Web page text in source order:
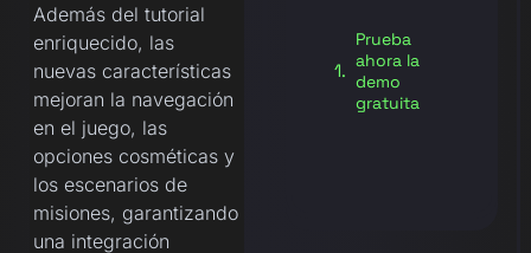
Además del tutorial
enriquecido, las
nuevas características
mejoran la navegación
en el juego, las
opciones cosméticas y
los escenarios de
misiones, garantizando
una integración
Prueba
ahora la
demo
gratuita